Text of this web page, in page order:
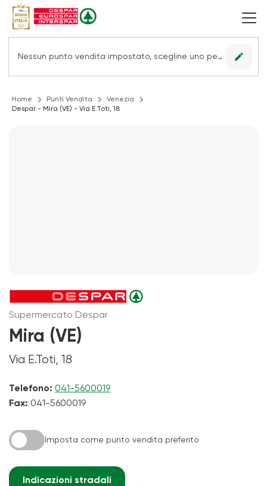
Nessun punto vendita impostato, scegline uno per vedere le offerte. edit
Home Punti Vendita
Venezia
Despar - Mira (VE) - Via E.Toti, 18
Supermercato Despar
Mira (VE)
Via E.Toti, 18
Telefono: 041-5600019
Fax: 041-5600019
Imposta come punto vendita preferito
Indicazioni stradali